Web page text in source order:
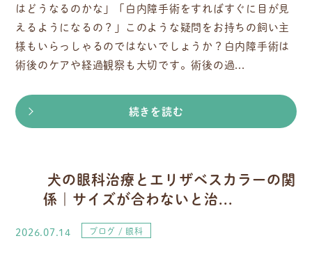
はどうなるのかな」「白内障手術をすればすぐに目が見
えるようになるの？」このような疑問をお持ちの飼い主
様もいらっしゃるのではないでしょうか？白内障手術は
術後のケアや経過観察も大切です。術後の過...
続きを読む
犬の眼科治療とエリザベスカラーの関
係｜サイズが合わないと治...
2026.07.14 ブログ 眼科